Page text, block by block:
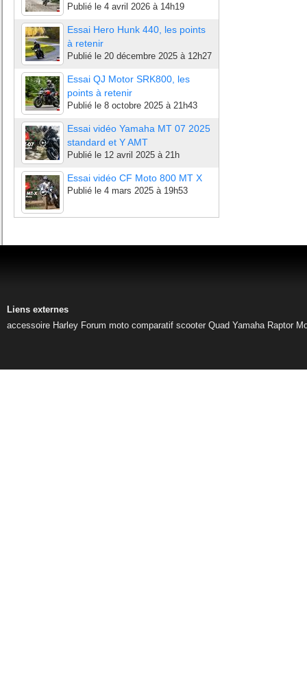
Publié le 4 avril 2026 à 14h19
Essai Hero Hunk 440, les points
à retenir
Publié le 20 décembre 2025 à 12h27
Essai QJ Motor SRK800, les
points à retenir
Publié le 8 octobre 2025 à 21h43
Essai vidéo Yamaha MT 07 2025
standard et Y AMT
Publié le 12 avril 2025 à 21h
Essai vidéo CF Moto 800 MT X
Publié le 4 mars 2025 à 19h53
Liens externes
accessoire Harley Forum moto comparatif scooter Quad Yamaha Raptor